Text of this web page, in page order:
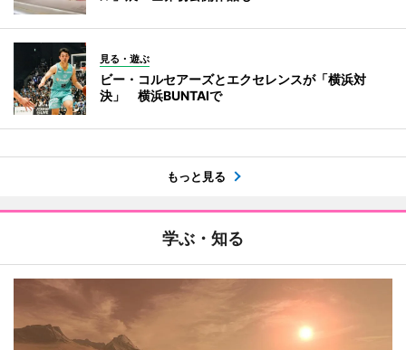
見る・遊ぶ
ビー・コルセアーズとエクセレンスが「横浜対
決」 横浜BUNTAIで
もっと見る
学ぶ・知る